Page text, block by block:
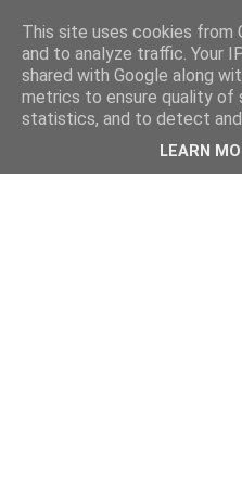
This site uses cookies from
and to analyze traffic. Your
shared with Google along
metrics to ensure quality of
statistics, and to detect and
LEARN